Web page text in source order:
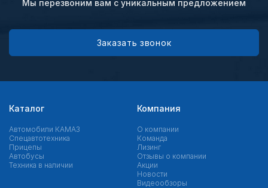
Мы перезвоним вам с уникальным предложением
Заказать звонок
Каталог
Автомобили КАМАЗ
Спецавтотехника
Прицепы
Автобусы
Техника в наличии
Компания
О компании
Команда
Лизинг
Отзывы о компании
Акции
Новости
Видеообзоры